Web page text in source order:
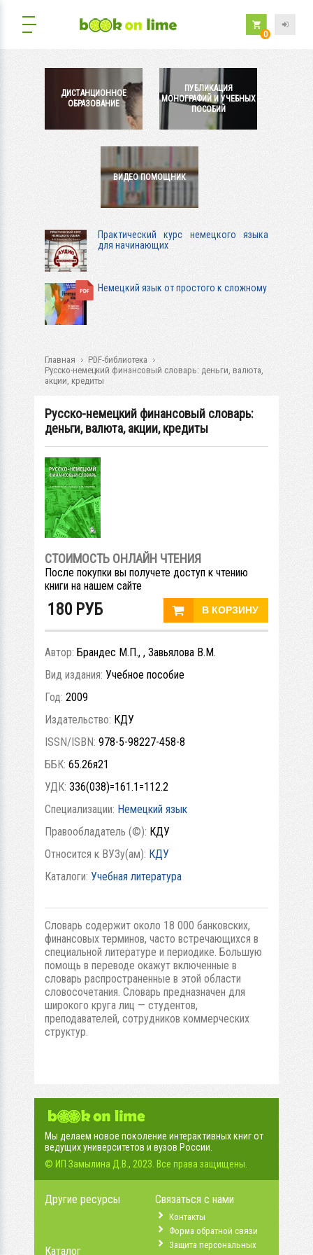
0
ДИСТАНЦИОННОЕ
ОБРАЗОВАНИЕ
ПУБЛИКАЦИЯ
МОНОГРАФИЙ И УЧЕБНЫХ
ПОСОБИЙ
ВИДЕО ПОМОЩНИК
Практический курс немецкого языка
для начинающих
Немецкий язык от простого к сложному
Главная
PDF-библиотека
Русско-немецкий финансовый словарь: деньги, валюта,
акции, кредиты
Русско-немецкий финансовый словарь:
деньги, валюта, акции, кредиты
СТОИМОСТЬ ОНЛАЙН ЧТЕНИЯ
После покупки вы получете доступ к чтению
книги на нашем сайте
180 РУБ
Автор: Брандес М.П., , Завьялова В.М.
Вид издания: Учебное пособие
Год: 2009
Издательство: КДУ
ISSN/ISBN: 978-5-98227-458-8
ББК: 65.26я21
УДК: 336(038)=161.1=112.2
Специализации: Немецкий язык
Правообладатель (©): КДУ
Относится к ВУЗу(ам): КДУ
Каталоги: Учебная литература
Словарь содержит около 18 000 банковских,
финансовых терминов, часто встречающихся в
специальной литературе и периодике. Большую
помощь в переводе окажут включенные в
словарь распространенные в этой области
словосочетания. Словарь предназначен для
широкого круга лиц — студентов,
преподавателей, сотрудников коммерческих
структур.
Мы делаем новое поколение интерактивных книг от
ведущих университетов и вузов России.
© ИП Замылина Д.В., 2023. Все права защищены.
Другие ресурсы
Каталог
Связаться с нами
Контакты
Форма обратной связи
Защита персональных